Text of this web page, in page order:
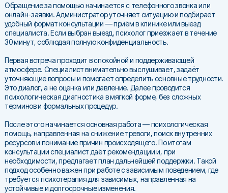
Обращение за помощью начинается с телефонного звонка или
онлайн-заявки. Администратор уточняет ситуацию и подбирает
удобный формат консультации — приём в клинике или выезд
специалиста. Если выбран выезд, психолог приезжает в течение
30 минут, соблюдая полную конфиденциальность.
Первая встреча проходит в спокойной и поддерживающей
атмосфере. Специалист внимательно выслушивает, задаёт
уточняющие вопросы и помогает определить основные трудности.
Это диалог, а не оценка или давление. Далее проводится
психологическая диагностика в мягкой форме, без сложных
терминов и формальных процедур.
После этого начинается основная работа — психологическая
помощь, направленная на снижение тревоги, поиск внутренних
ресурсов и понимание причин происходящего. По итогам
консультации специалист даёт рекомендации и, при
необходимости, предлагает план дальнейшей поддержки. Такой
подход особенно важен при работе с зависимым поведением, где
требуется психотерапия для зависимых, направленная на
устойчивые и долгосрочные изменения.